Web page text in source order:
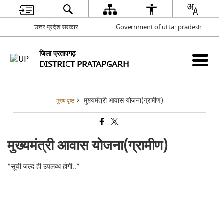
उत्तर प्रदेश सरकार Government of uttar pradesh
जिला प्रतापगढ़
DISTRICT PRATAPGARH
मुख्य पृष्ठ मुख्यमंत्री आवास योजना(ग्रामीण)
मुख्यमंत्री आवास योजना(ग्रामीण)
“सूची जल्द ही उपलब्ध होगी..”